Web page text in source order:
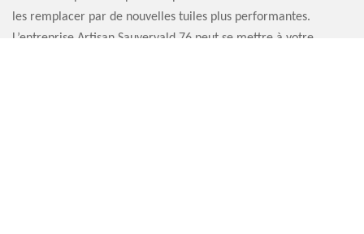
les remplacer par de nouvelles tuiles plus performantes.
L’entreprise Artisan Sauvervald 76 peut se mettre à votre